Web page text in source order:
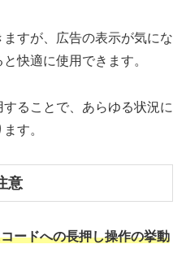
すが、広告の表示が気にな
快適に使用できます。
ることで、あらゆる状況に
す。
意
ードへの長押し操作の挙動